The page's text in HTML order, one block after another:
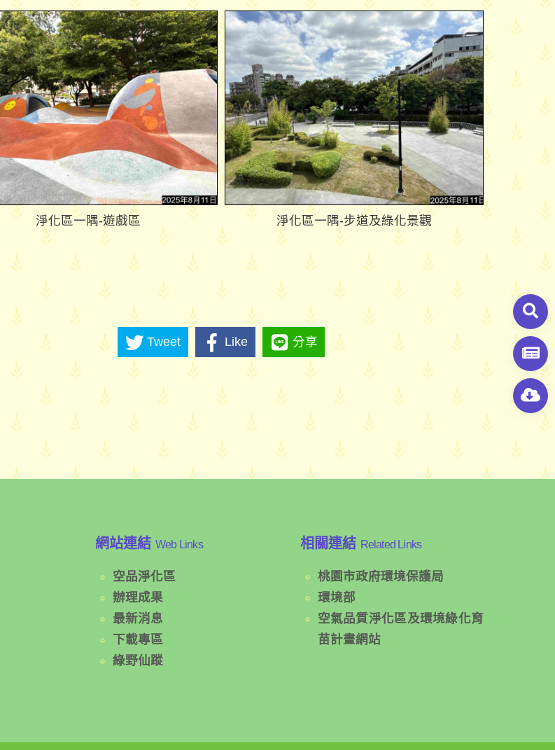
淨化區一隅-遊戲區 淨化區一隅-步道及綠化景觀
Tweet Like 分享
網站連結 Web Links
空品淨化區
辦理成果
最新消息
下載專區
綠野仙蹤
相關連結 Related Links
桃園市政府環境保護局
環境部
空氣品質淨化區及環境綠化育
苗計畫網站